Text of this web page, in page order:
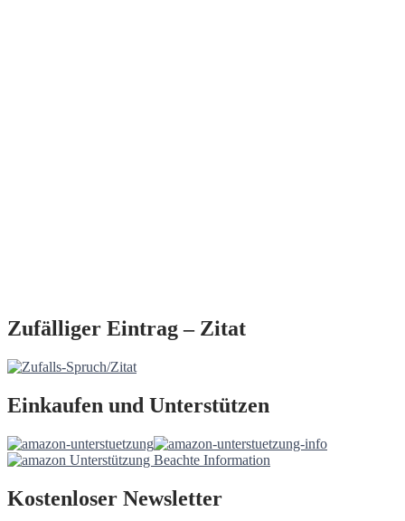
Zufälliger Eintrag – Zitat
Einkaufen und Unterstützen
Kostenloser Newsletter